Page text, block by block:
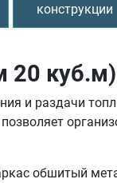
конструкции
20 куб.м)
и раздачи
обшитый